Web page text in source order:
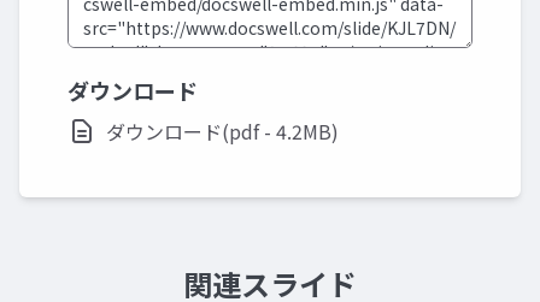
ダウンロード
ダウンロード(pdf - 4.2MB)
関連スライド